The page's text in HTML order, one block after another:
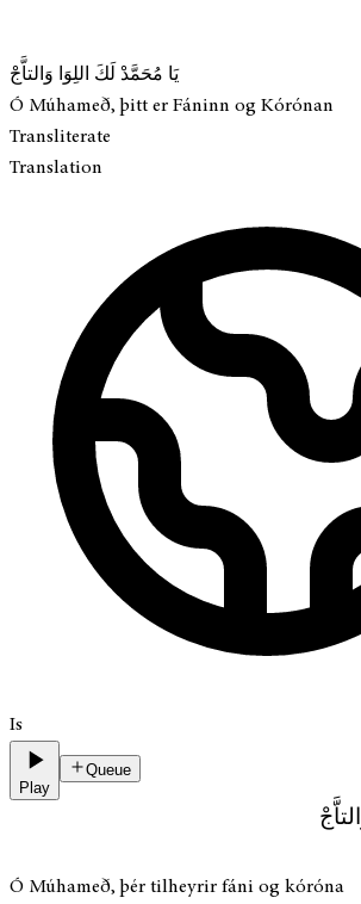
يَا مُحَمَّدْ لَكَ اللِوَا وَالتاَّجْ
Ó Múhameð, þitt er Fáninn og Kórónan
Transliterate
Translation
Is
Play
Queue
Ó Múhameð, þér tilheyrir fáni og kóróna